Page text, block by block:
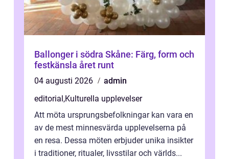
Ballonger i södra Skåne: Färg, form och
festkänsla året runt
04 augusti 2026
admin
editorial,Kulturella upplevelser
Att möta ursprungsbefolkningar kan vara en
av de mest minnesvärda upplevelserna på
en resa. Dessa möten erbjuder unika insikter
i traditioner, ritualer, livsstilar och världs...